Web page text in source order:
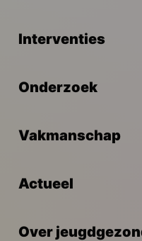
Interventies
Onderzoek
Vakmanschap
Actueel
Over